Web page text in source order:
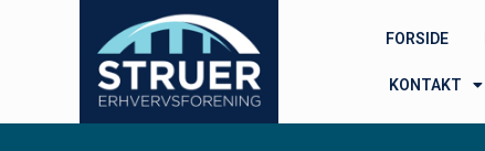
FORSIDE
KONTAKT